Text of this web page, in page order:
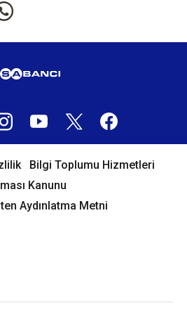
Bilgi Toplumu Hizmetleri
Kanunu
Aydınlatma Metni